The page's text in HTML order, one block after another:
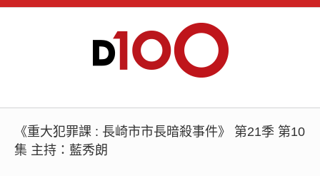
《重大犯罪課 : 長崎市市長暗殺事件》 第21季 第10
集 主持：藍秀朗